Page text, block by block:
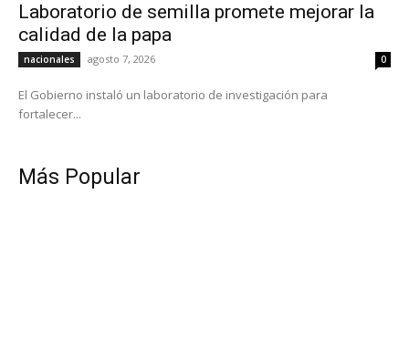
Laboratorio de semilla promete mejorar la
calidad de la papa
nacionales agosto 7, 2026 0
El Gobierno instaló un laboratorio de investigación para
fortalecer...
Más Popular